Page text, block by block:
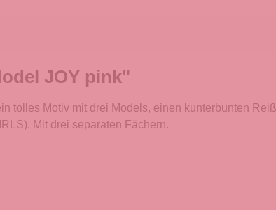
JOY pink"
tolles Motiv mit drei Models, einen kunterbunten
Mit drei separaten Fächern.